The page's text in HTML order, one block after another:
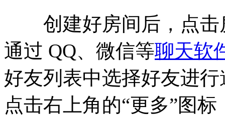
创建好房间后，点击
通过 QQ、微信等聊天软
好友列表中选择好友进
点击右上角的“更多”图